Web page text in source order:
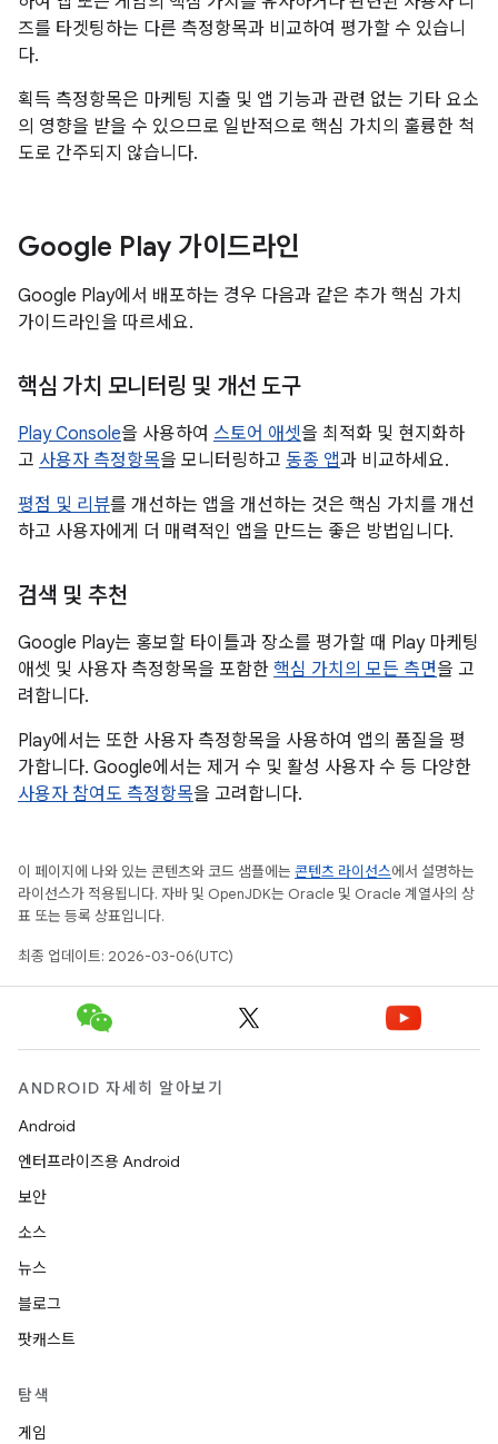
즈를 타겟팅하는 다른 측정항목과 비교하여 평가할 수 있습니
다.
획득 측정항목은 마케팅 지출 및 앱 기능과 관련 없는 기타 요소
의 영향을 받을 수 있으므로 일반적으로 핵심 가치의 훌륭한 척
도로 간주되지 않습니다.
Google Play 가이드라인
Google Play에서 배포하는 경우 다음과 같은 추가 핵심 가치
가이드라인을 따르세요.
핵심 가치 모니터링 및 개선 도구
Play Console을 사용하여 스토어 애셋을 최적화 및 현지화하
고 사용자 측정항목을 모니터링하고 동종 앱과 비교하세요.
평점 및 리뷰를 개선하는 앱을 개선하는 것은 핵심 가치를 개선
하고 사용자에게 더 매력적인 앱을 만드는 좋은 방법입니다.
검색 및 추천
Google Play는 홍보할 타이틀과 장소를 평가할 때 Play 마케팅
애셋 및 사용자 측정항목을 포함한 핵심 가치의 모든 측면을 고
려합니다.
Play에서는 또한 사용자 측정항목을 사용하여 앱의 품질을 평
가합니다. Google에서는 제거 수 및 활성 사용자 수 등 다양한
사용자 참여도 측정항목을 고려합니다.
이 페이지에 나와 있는 콘텐츠와 코드 샘플에는 콘텐츠 라이선스에서 설명하는
라이선스가 적용됩니다. 자바 및 OpenJDK는 Oracle 및 Oracle 계열사의 상
표 또는 등록 상표입니다.
최종 업데이트: 2026-03-06(UTC)
ANDROID 자세히 알아보기
Android
엔터프라이즈용 Android
보안
소스
뉴스
블로그
팟캐스트
탐색
게임